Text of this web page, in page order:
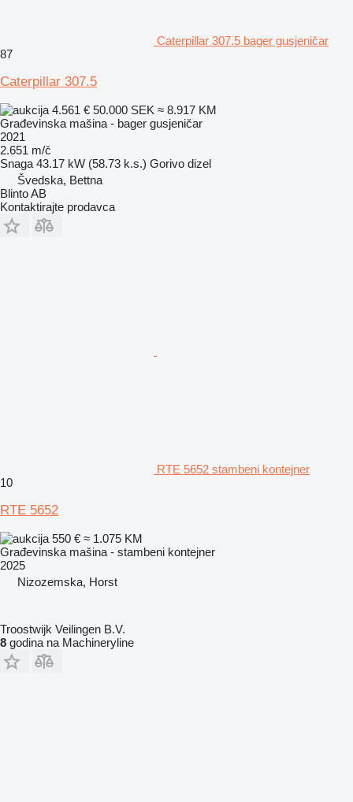
Caterpillar 307.5 bager gusjeničar
87
Caterpillar 307.5
4.561 € 50.000 SEK ≈ 8.917 KM
Građevinska mašina - bager gusjeničar
2021
2.651 m/č
Snaga 43.17 kW (58.73 k.s.) Gorivo dizel
Švedska, Bettna
Blinto AB
Kontaktirajte prodavca
RTE 5652 stambeni kontejner
10
RTE 5652
550 € ≈ 1.075 KM
Građevinska mašina - stambeni kontejner
2025
Nizozemska, Horst
Troostwijk Veilingen B.V.
8 godina na Machineryline